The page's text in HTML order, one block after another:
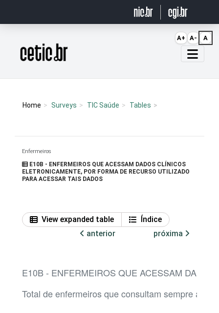
Página inicial
Home Surveys TIC Saúde Tables
Enfermeiros
E10B - ENFERMEIROS QUE ACESSAM DADOS CLÍNICOS
ELETRONICAMENTE, POR FORMA DE RECURSO UTILIZADO
PARA ACESSAR TAIS DADOS
View expanded table
Índice
anterior
próxima
E10B - ENFERMEIROS QUE ACESSAM
Total de enfermeiros que consultam sempre ao
A+ A- A